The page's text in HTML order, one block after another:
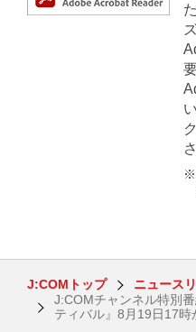
※
J:COMトップ
ニュース
J:COMチャンネル特別
ティバル』8月19日17